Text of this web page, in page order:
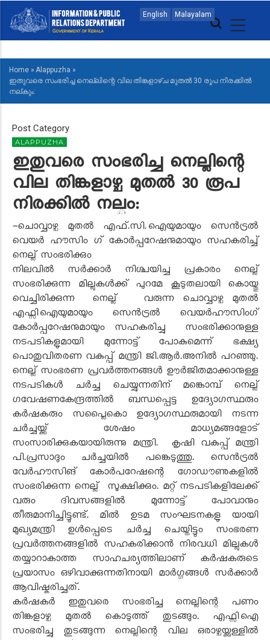
main
English Malayalam
MAIN
NAVIGATION
MALAYALAM
BREADCRUMB
Home » Alappuzha »
ഇതുവരെ സംഭരിച്ച നെല്ലിന്റെ വില തിങ്കളാഴ്ച മുതൽ 30 രൂപ നിരക്കിൽ
നല്കും:
Post Category
ALAPPUZHA
ഇതുവരെ സംഭരിച്ച നെല്ലിന്റെ
വില തിങ്കളാഴ്ച മുതൽ 30 രൂപ
നിരക്കിൽ നല്കും:
-ചൊവ്വാഴ്ച മുതൽ എഫ്.സി.ഐയുമായും സെൻട്രൽ
വെയർ ഹൗസിം ഗ് കോർപ്പറേഷനുമായും സഹകരിച്ച്
നെല്ല് സംഭരിക്കും
നിലവിൽ സർക്കാർ നിശ്ചയിച്ച പ്രകാരം നെല്ല്
സംഭരിക്കുന്ന മില്ലുകൾക്ക് പുറമേ കൂടുതലായി കൊയ്തു
വെച്ചിരിക്കുന്ന നെല്ല് വരുന്ന ചൊവ്വാഴ്ച മുതൽ
എഫ്സിഐയുമായും സെൻട്രൽ വെയർഹൗസിംഗ്
കോർപ്പറേഷനുമായും സഹകരിച്ചു സംഭരിക്കാനുള്ള
നടപടികളുമായി മുന്നോട്ട് പോകുമെന്ന് ഭക്ഷ്യ
പൊതുവിതരണ വകുപ്പ് മന്ത്രി ജി.ആർ.അനിൽ പറഞ്ഞു.
നെല്ല് സംഭരണ പ്രവർത്തനങ്ങൾ ഊർജിതമാക്കാനുള്ള
നടപടികൾ ചർച്ച ചെയ്യുന്നതിന് മങ്കൊമ്പ് നെല്ല്
ഗവേഷണകേന്ദ്രത്തിൽ ബന്ധപ്പെട്ട ഉദ്യോഗസ്ഥരും
കർഷകരും സപ്ലൈകൊ ഉദ്യോഗസ്ഥരുമായി നടന്ന
ചർച്ചയ്ക്ക് ശേഷം മാധ്യമങ്ങളോട്
സംസാരിക്കുകയായിരുന്നു മന്ത്രി. കൃഷി വകുപ്പ് മന്ത്രി
പി.പ്രസാദും ചർച്ചയിൽ പങ്കെടുത്തു. സെൻട്രൽ
വേർഹൗസിങ് കോർപറേഷന്റെ ഗോഡൗണുകളിൽ
സംഭരിക്കുന്ന നെല്ല് സൂക്ഷിക്കും. മറ്റ് നടപടികളിലേക്ക്
വരും ദിവസങ്ങളിൽ മുന്നോട്ട് പോവാനും
തീരുമാനിച്ചിട്ടുണ്ട്. മിൽ ഉടമ സംഘടനകളു യായി
മുഖ്യമന്ത്രി ഉൾപ്പെടെ ചർച്ച ചെയ്തിട്ടും സംഭരണ
പ്രവർത്തനങ്ങളിൽ സഹകരിക്കാൻ നിരവധി മില്ലുകൾ
തയ്യാറാകാത്ത സാഹചര്യത്തിലാണ് കർഷകരുടെ
പ്രയാസം ഒഴിവാക്കുന്നതിനായി മാർഗ്ഗങ്ങൾ സർക്കാർ
ആവിഷ്കരിച്ചത്.
കർഷകർ ഇതുവരെ സംഭരിച്ച നെല്ലിന്റെ പണം
തിങ്കളാഴ്ച മുതൽ കൊടുത്ത് തുടങ്ങും. എഫ്സിഐ
സംഭരിച്ചു തുടങ്ങുന്ന നെല്ലിന്റെ വില ഒരാഴ്ചയ്ക്കുള്ളിൽ